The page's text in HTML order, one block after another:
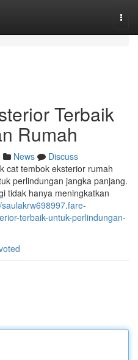
Terbaik
Rumah
News
Discuss
cat tembok eksterior rumah
perlindungan jangka panjang.
tidak hanya meningkatkan
terbaik-untuk-perlindungan-